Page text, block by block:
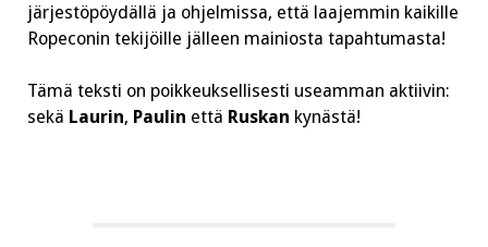
järjestöpöydällä ja ohjelmissa, että laajemmin kaikille
Ropeconin tekijöille jälleen mainiosta tapahtumasta!
Tämä teksti on poikkeuksellisesti useamman aktiivin:
sekä Laurin, Paulin että Ruskan kynästä!